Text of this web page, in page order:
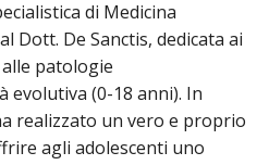
di Medicina
Dott. De Sanctis, dedicata ai
patologie
evolutiva (0-18 anni). In
realizzato un vero e proprio
agli adolescenti uno